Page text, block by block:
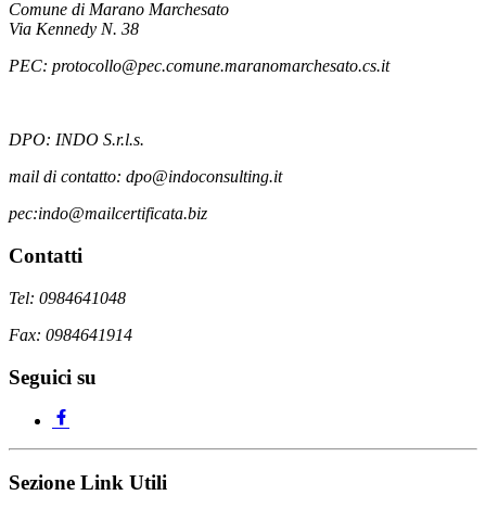
Comune di Marano Marchesato
Via Kennedy N. 38
PEC: protocollo@pec.comune.maranomarchesato.cs.it
DPO: INDO S.r.l.s.
mail di contatto: dpo@indoconsulting.it
pec:indo@mailcertificata.biz
Contatti
Tel: 0984641048
Fax: 0984641914
Seguici su
Sezione Link Utili